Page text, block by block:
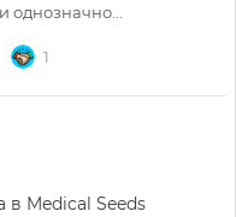
однозначно...
1
в Medical Seeds